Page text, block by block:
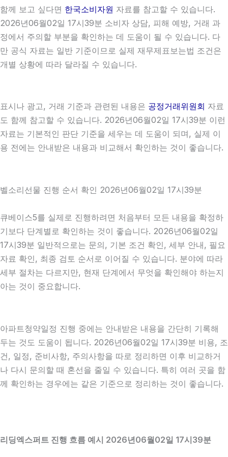
함께 보고 싶다면 한국소비자원 자료를 참고할 수 있습니다.
2026년06월02일 17시39분 소비자 상담, 피해 예방, 거래 과
정에서 주의할 부분을 확인하는 데 도움이 될 수 있습니다. 다
만 공식 자료는 일반 기준이므로 실제 재무제표보는법 조건은
개별 상황에 따라 달라질 수 있습니다.
표시나 광고, 거래 기준과 관련된 내용은 공정거래위원회 자료
도 함께 참고할 수 있습니다. 2026년06월02일 17시39분 이런
자료는 기본적인 판단 기준을 세우는 데 도움이 되며, 실제 이
용 전에는 안내받은 내용과 비교해서 확인하는 것이 좋습니다.
벨소리선물 진행 순서 확인 2026년06월02일 17시39분
큐베이스5를 실제로 진행하려면 처음부터 모든 내용을 확정하
기보다 단계별로 확인하는 것이 좋습니다. 2026년06월02일
17시39분 일반적으로는 문의, 기본 조건 확인, 세부 안내, 필요
자료 확인, 최종 검토 순서로 이어질 수 있습니다. 분야에 따라
세부 절차는 다르지만, 현재 단계에서 무엇을 확인해야 하는지
아는 것이 중요합니다.
아파트청약일정 진행 중에는 안내받은 내용을 간단히 기록해
두는 것도 도움이 됩니다. 2026년06월02일 17시39분 비용, 조
건, 일정, 준비사항, 주의사항을 따로 정리하면 이후 비교하거
나 다시 문의할 때 혼선을 줄일 수 있습니다. 특히 여러 곳을 함
께 확인하는 경우에는 같은 기준으로 정리하는 것이 좋습니다.
리딩엑스퍼트 진행 흐름 예시 2026년06월02일 17시39분